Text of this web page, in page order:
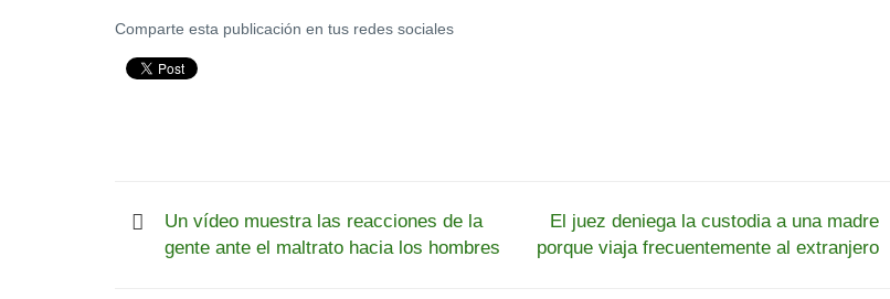
Comparte esta publicación en tus redes sociales
Un vídeo muestra las reacciones de la
gente ante el maltrato hacia los hombres
El juez deniega la custodia a una madre
porque viaja frecuentemente al extranjero